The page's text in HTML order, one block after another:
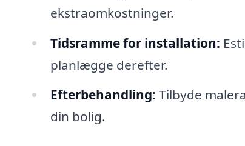
ekstraomkostninger.
Tidsramme for installation:
planlægge derefter.
Efterbehandling: Tilbyde
din bolig.